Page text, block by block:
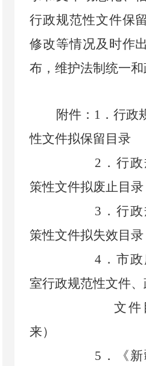
行政规范性文件保
修改等情况及时作
布，维护法制统一和
附件： 1 ． 行政
性文件拟保留目录
2 ．行
策性文件拟废止目录
3 ．行
策性文件拟失效目录
4 ．市
室行政规范性文件
文件
来）
5．
《